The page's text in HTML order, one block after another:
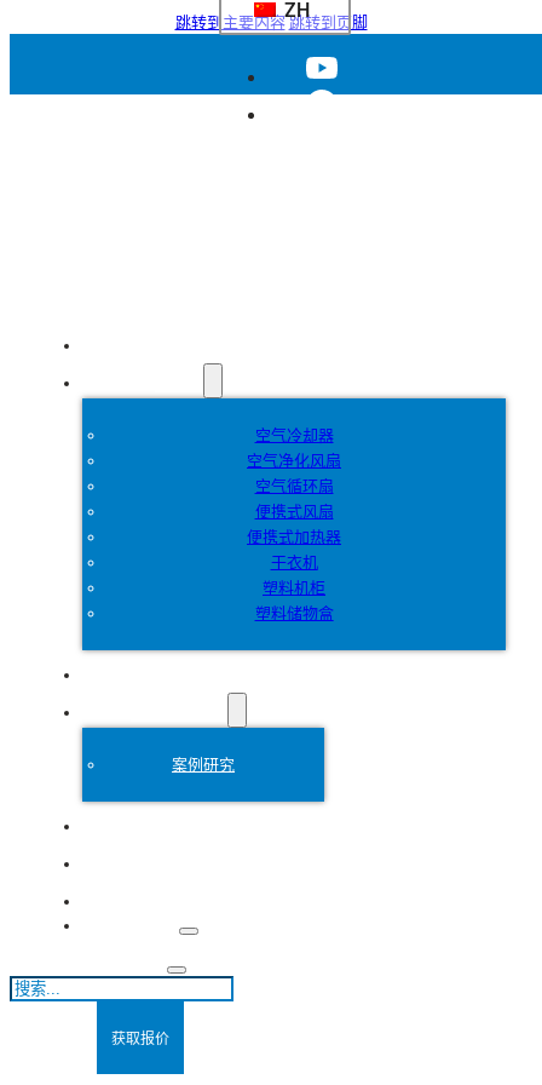
跳转到主要内容跳转到页脚
ZH
空气冷却器
空气净化风扇
空气循环扇
便携式风扇
便携式加热器
干衣机
塑料机柜
塑料储物盒
案例研究
搜
获取报价